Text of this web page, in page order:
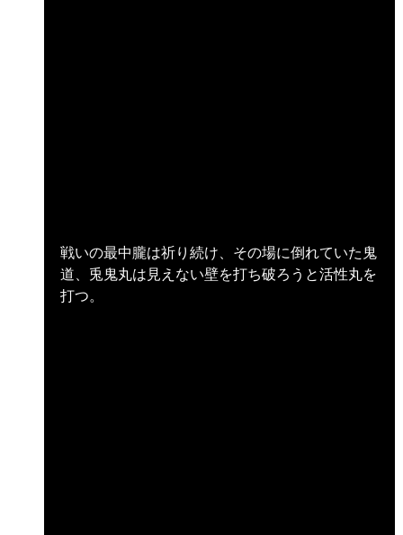
戦いの最中朧は祈り続け、その場に倒れていた鬼
道、兎鬼丸は見えない壁を打ち破ろうと活性丸を
打つ。